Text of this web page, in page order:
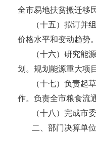
全市易地扶贫搬迁移
（十五）拟订并
价格水平和变动趋势
（十六）研究能
划。规划能源重大项
（十七）负责起
作。负责全市粮食流
（十八）完成市
二、部门决算单